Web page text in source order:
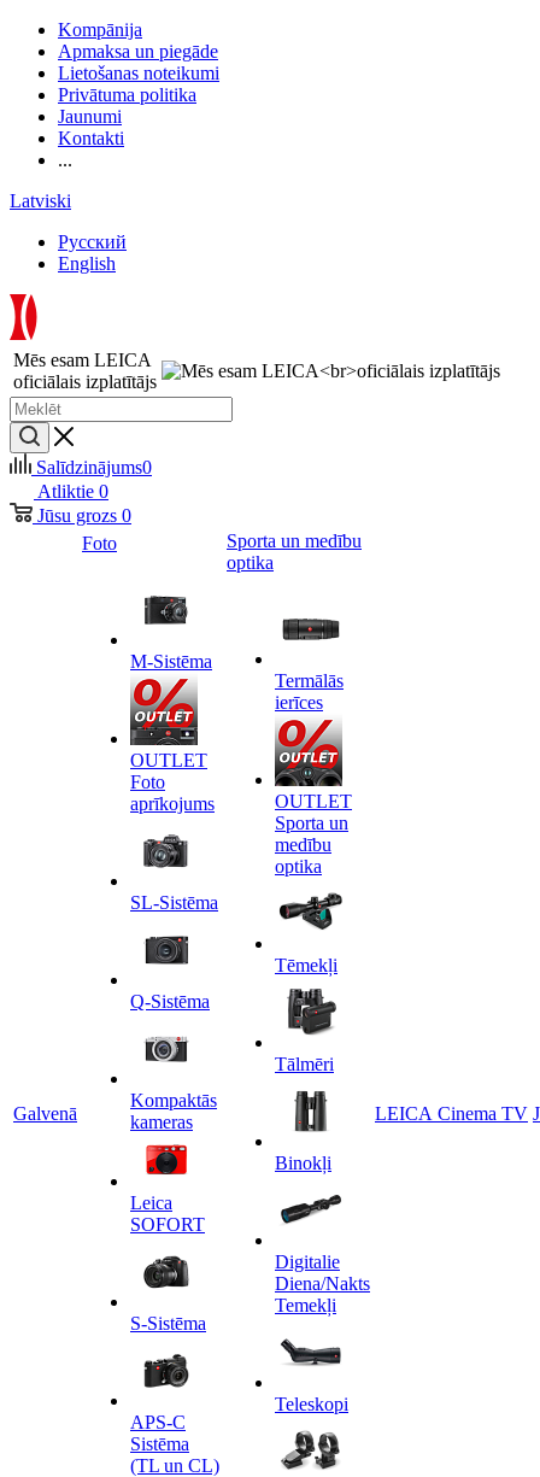
Kompānija
Apmaksa un piegāde
Lietošanas noteikumi
Privātuma politika
Jaunumi
Kontakti
...
Latviski
Русский
English
Mēs esam LEICA
oficiālais izplatītājs
Salīdzinājums0
Atliktie 0
Jūsu grozs 0
Galvenā
Foto
M-Sistēma
OUTLET
Foto
aprīkojums
SL-Sistēma
Q-Sistēma
Kompaktās
kameras
Leica
SOFORT
S-Sistēma
APS-C
Sistēma
(TL un CL)
Sporta un medību
optika
Termālās
ierīces
OUTLET
Sporta un
medību
optika
Tēmekļi
Tālmēri
Binokļi
Digitalie
Diena/Nakts
Temekļi
Teleskopi
LEICA Cinema TV